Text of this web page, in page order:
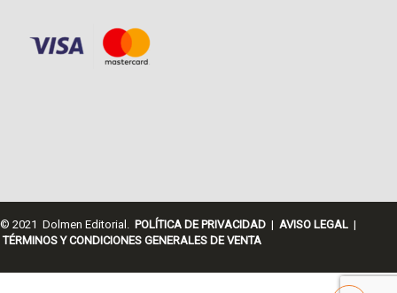
© 2021 Dolmen Editorial. POLÍTICA DE PRIVACIDAD | AVISO LEGAL |
TÉRMINOS Y CONDICIONES GENERALES DE VENTA